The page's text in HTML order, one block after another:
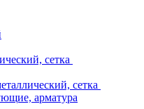
сетка
сетка
арматура